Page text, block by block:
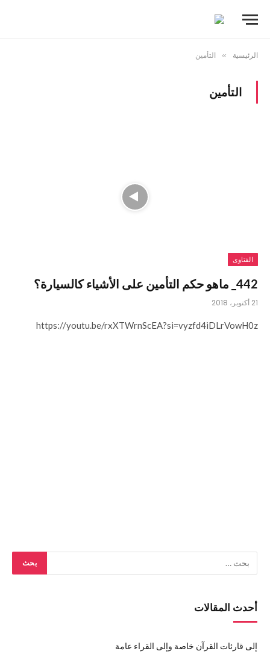
الرئيسية » التأمين
التأمين
الفتاوى
442_ ماهو حكم التأمين على الأشياء كالسيارة؟
21 أكتوبر، 2018
https://youtu.be/rxXTWrnScEA?si=vyzfd4iDLrVowH0z
أحدث المقالات
إلى قارئات القرآن خاصة وإلى القراء عامة